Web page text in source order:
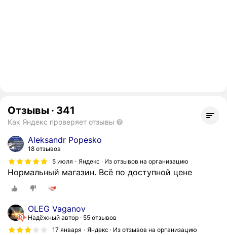
Отзывы · 341
Как Яндекс проверяет отзывы
Aleksandr Popesko
18 отзывов
5 июля
Яндекс · Из отзывов на организацию
Нормальный магазин. Всё по доступной цене
OLEG Vaganov
Надёжный автор
55 отзывов
17 января
Яндекс · Из отзывов на организацию